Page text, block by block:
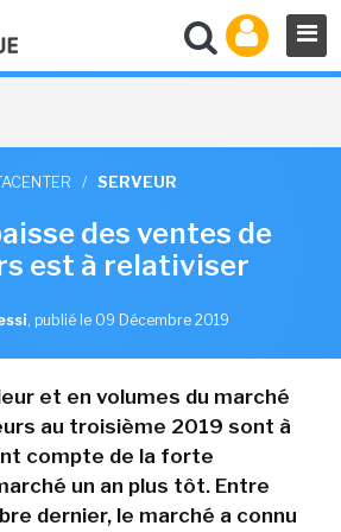
/ SERVEUR
des ventes de
est à relativiser
, publié le 09 Décembre 2019
et en volumes du marché
au troisième 2019 sont à
compte de la forte
un an plus tôt. Entre
dernier, le marché a connu